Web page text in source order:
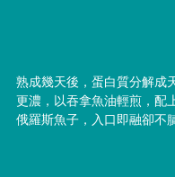
熟成幾天後，蛋⽩質分解成
更濃，以吞拿魚油輕煎，配
俄羅斯魚子，入口即融卻不